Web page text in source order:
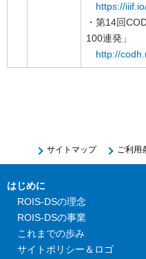
https://
・第14回
100連発」
http://
サイトマップ ご利用
はじめに
ROIS-DSの理念
ROIS-DSの事業
これまでの歩み
サイトポリシー＆ロゴ